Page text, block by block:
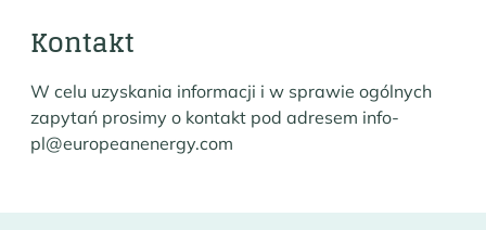
Kontakt
W celu uzyskania informacji i w sprawie ogólnych
zapytań prosimy o kontakt pod adresem info-
pl@europeanenergy.com